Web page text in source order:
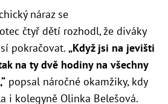
náraz se
čtyř dětí rozhodl, že diváky
pokračovat. „Když jsi na jevišti
na ty dvě hodiny na všechny
popsal náročné okamžiky, kdy
i kolegyně Olinka Belešová.